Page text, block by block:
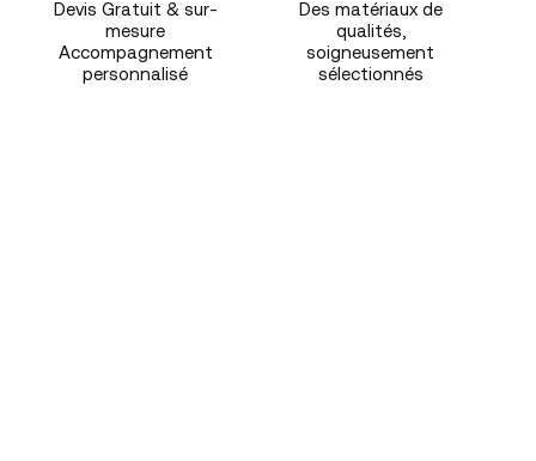
Devis Gratuit & sur-
mesure
Accompagnement
personnalisé
Des matériaux de
qualités,
soigneusement
sélectionnés